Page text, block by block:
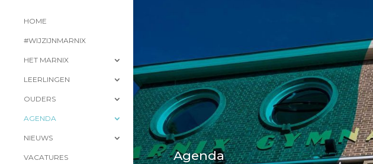
HOME
#WIJZIJNMARNIX
HET MARNIX
LEERLINGEN
OUDERS
AGENDA
NIEUWS
VACATURES Agenda